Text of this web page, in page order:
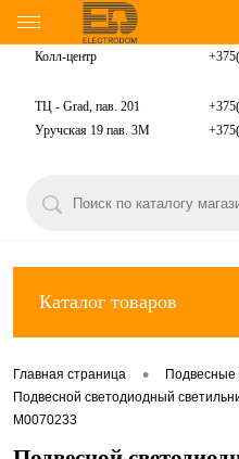
Колл-центр
ТЦ - Grad, пав. 201
Уручская 19 пав. 3М
Каталог товаров
Главная страница • Подвесные
Подвесной светодиодный
М0070233